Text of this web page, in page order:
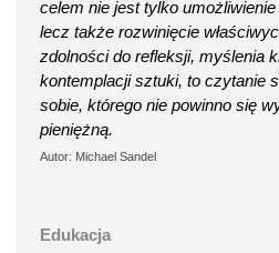
celem nie jest tylko
lecz także rozwinięcie
zdolności do refleksji, myślenia
kontemplacji sztuki, to czytanie
sobie, którego nie powinno się
pieniężną.
Autor: Michael Sandel
Edukacja